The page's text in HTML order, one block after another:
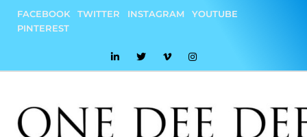
content
FACEBOOK TWITTER INSTAGRAM
YOUTUBE
PINTEREST